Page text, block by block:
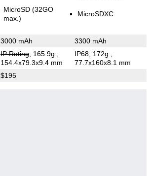
MicroSD (32GO
max.)
MicroSDXC
3000 mAh 3300 mAh
IP Rating, 165.9g
154.4x79.3x9.4 mm
IP68, 172g
77.7x160x8.1 mm
$195